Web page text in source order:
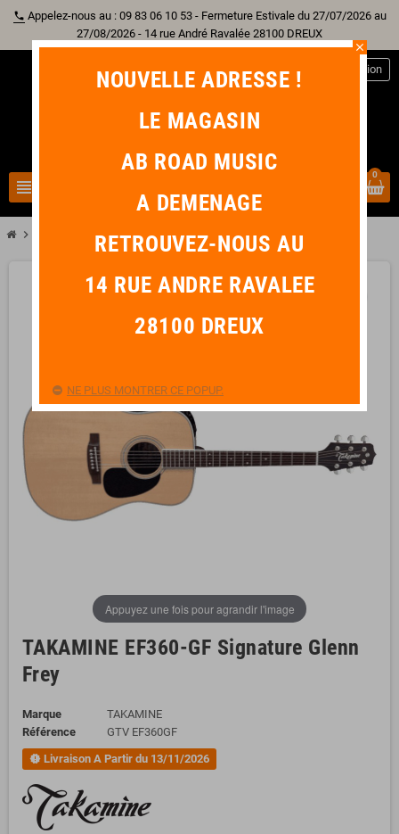
phone Appelez-nous au : 09 83 06 10 53 - Fermeture Estivale du 27/07/2026 au
27/08/2026 - 14 rue André Ravalée 28100 DREUX
view_headline
Connexion
0
chevron_right TAKAMINE EF360-GF Signature Glenn Frey
Appuyez une fois pour agrandir l'image
TAKAMINE EF360-GF Signature Glenn
Frey
Marque
TAKAMINE
Référence
GTV EF360GF
new_releases Livraison A Partir du 13/11/2026
close
NOUVELLE ADRESSE !
LE MAGASIN
AB ROAD MUSIC
A DEMENAGE
RETROUVEZ-NOUS AU
14 RUE ANDRE RAVALEE
28100 DREUX
NE PLUS MONTRER CE POPUP.